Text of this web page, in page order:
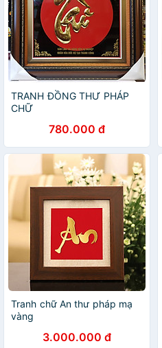
TRANH ĐỒNG THƯ PHÁP
CHỮ
780.000 đ
Tranh chữ An thư pháp mạ
vàng
3.000.000 đ